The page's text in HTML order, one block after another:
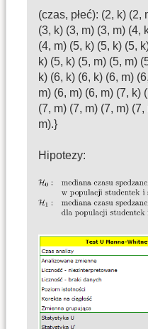
(czas, płeć): (2, k) (2,
(3, k) (3, m) (3, m) (4,
(4, m) (5, k) (5, k) (5,
k) (5, k) (5, m) (5, m)
k) (6, k) (6, k) (6, m)
m) (6, m) (6, m) (7, k)
(7, m) (7, m) (7, m)
m).}
Hipotezy: